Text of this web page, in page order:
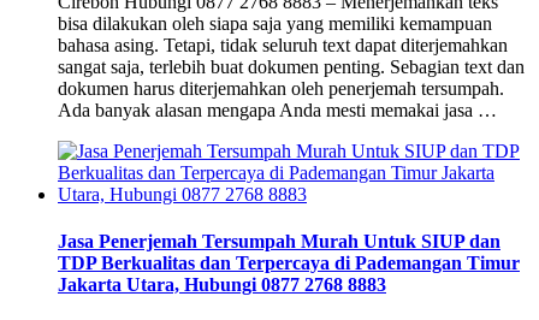
bisa dilakukan oleh siapa saja yang memiliki kemampuan
bahasa asing. Tetapi, tidak seluruh text dapat diterjemahkan
sangat saja, terlebih buat dokumen penting. Sebagian text dan
dokumen harus diterjemahkan oleh penerjemah tersumpah.
Ada banyak alasan mengapa Anda mesti memakai jasa …
Jasa Penerjemah Tersumpah Murah Untuk SIUP dan
TDP Berkualitas dan Terpercaya di Pademangan Timur
Jakarta Utara, Hubungi 0877 2768 8883